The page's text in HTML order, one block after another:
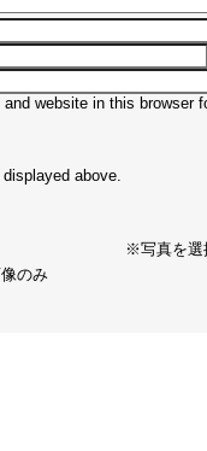
website in this browser
above.
※写真を選
のみ